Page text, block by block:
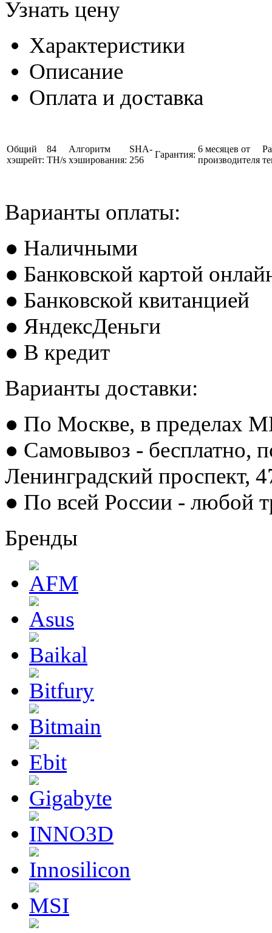
Узнать цену
Характеристики
Описание
Оплата и доставка
Общий
хэшрейт:
84
TH/s
Алгоритм
хэширования:
SHA-
256
Гарантия:
6 месяцев от
производителя
Варианты оплаты:
● Наличными
● Банковской картой
● Банковской квитанцией
● ЯндексДеньги
● В кредит
Варианты доставки:
● По Москве, в пределах
● Самовывоз - бесплатно,
Ленинградский проспект,
● По всей России - любой
Бренды